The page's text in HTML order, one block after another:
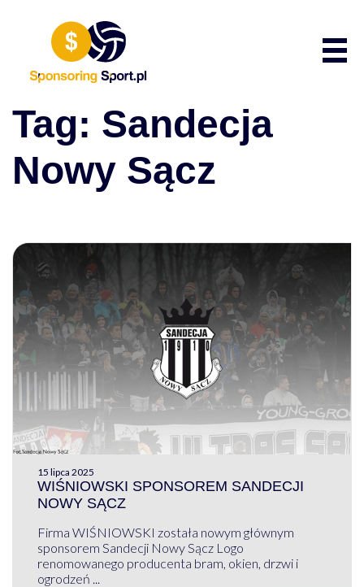
Tag: Sandecja
Nowy Sącz
15 lipca 2025
WIŚNIOWSKI SPONSOREM SANDECJI
NOWY SĄCZ
Firma WIŚNIOWSKI została nowym głównym
sponsorem Sandecji Nowy Sącz Logo
renomowanego producenta bram, okien, drzwi i
ogrodzeń ...